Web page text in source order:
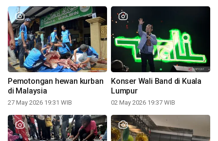
Pemotongan hewan kurban
di Malaysia
27 May 2026 19:31 WIB
Konser Wali Band di Kuala
Lumpur
02 May 2026 19:37 WIB